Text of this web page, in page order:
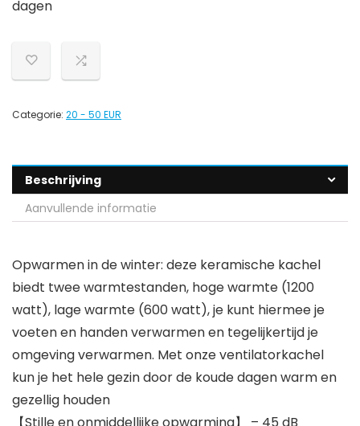
dagen
Categorie: 20 - 50 EUR
Beschrijving
Aanvullende informatie
Opwarmen in de winter: deze keramische kachel
biedt twee warmtestanden, hoge warmte (1200
watt), lage warmte (600 watt), je kunt hiermee je
voeten en handen verwarmen en tegelijkertijd je
omgeving verwarmen. Met onze ventilatorkachel
kun je het hele gezin door de koude dagen warm en
gezellig houden